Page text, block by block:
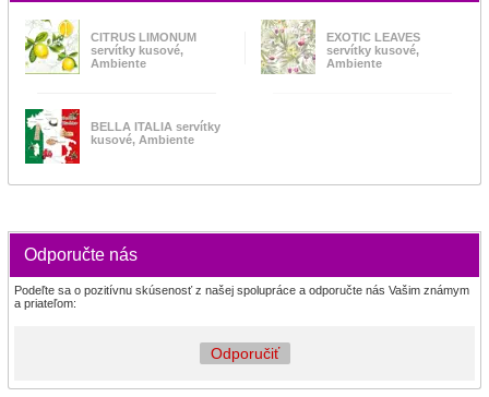
CITRUS LIMONUM
servítky kusové,
Ambiente
EXOTIC LEAVES
servítky kusové,
Ambiente
BELLA ITALIA servítky
kusové, Ambiente
Odporučte nás
Podeľte sa o pozitívnu skúsenosť z našej spolupráce a odporučte nás Vašim známym
a priateľom:
Odporučiť